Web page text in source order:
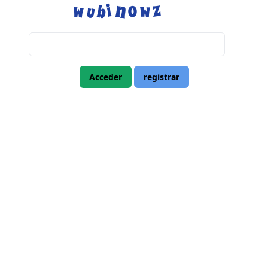
Acceder registrar